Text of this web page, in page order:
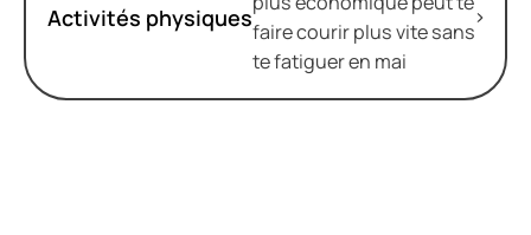
Activités physiquesfaire courir plus vite sans
te fatiguer en mai